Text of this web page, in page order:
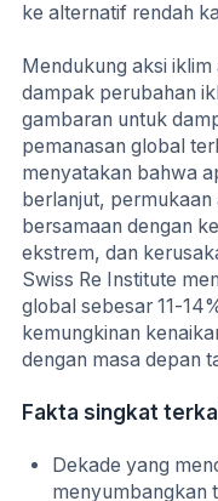
ke alternatif rendah
Mendukung aksi
dampak perubahan
gambaran untuk
pemanasan global
menyatakan bahwa
berlanjut, permukaan
bersamaan dengan
ekstrem, dan
Swiss Re Institute
global sebesar 11-
kemungkinan
dengan masa depan
Fakta singkat
Dekade yang
menyumbangkan